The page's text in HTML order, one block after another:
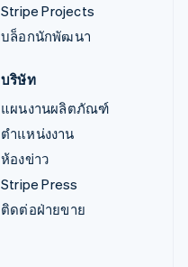
Stripe Projects
บล็อกนักพัฒนา
บริษัท
แผนงานผลิตภัณฑ์
ตำแหน่งงาน
ห้องข่าว
Stripe Press
ติดต่อฝ่ายขาย